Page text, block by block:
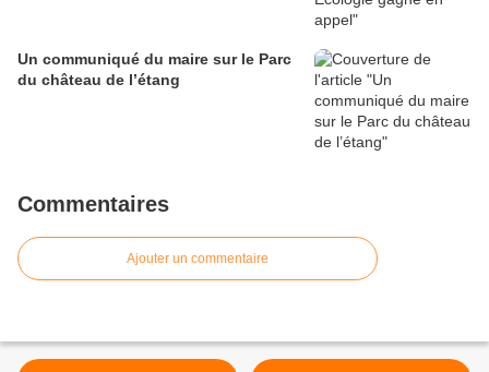
Un communiqué du maire sur le Parc
du château de l’étang
Commentaires
Ajouter un commentaire